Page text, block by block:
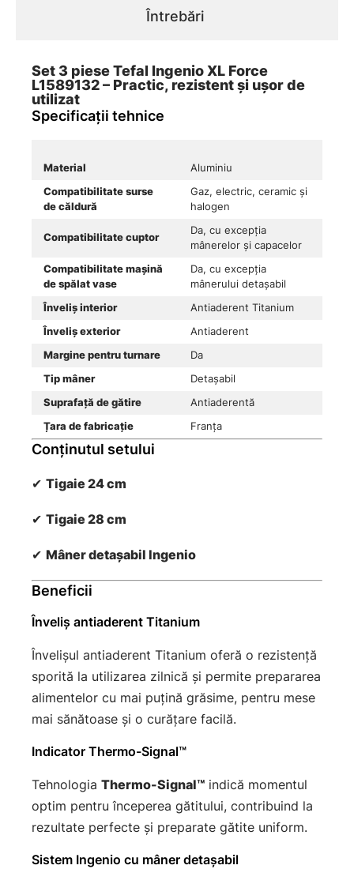
Întrebări
Set 3 piese Tefal Ingenio XL Force
L1589132 – Practic, rezistent și ușor de
utilizat
Specificații tehnice
Material
Aluminiu
Compatibilitate surse
de căldură
Gaz, electric, ceramic și
halogen
Compatibilitate cuptor
Da, cu excepția
mânerelor și capacelor
Compatibilitate mașină
de spălat vase
Da, cu excepția
mânerului detașabil
Înveliș interior
Antiaderent Titanium
Înveliș exterior
Antiaderent
Margine pentru turnare
Da
Tip mâner
Detașabil
Suprafață de gătire
Antiaderentă
Țara de fabricație
Franța
Conținutul setului
✔ Tigaie 24 cm
✔ Tigaie 28 cm
✔ Mâner detașabil Ingenio
Beneficii
Înveliș antiaderent Titanium
Învelișul antiaderent Titanium oferă o rezistență
sporită la utilizarea zilnică și permite prepararea
alimentelor cu mai puțină grăsime, pentru mese
mai sănătoase și o curățare facilă.
Indicator Thermo-Signal™
Tehnologia Thermo-Signal™ indică momentul
optim pentru începerea gătitului, contribuind la
rezultate perfecte și preparate gătite uniform.
Sistem Ingenio cu mâner detașabil